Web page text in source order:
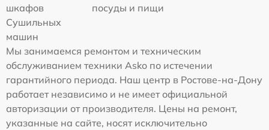
шкафов
посуды и пищи
Сушильных
машин
Мы занимаемся ремонтом и техническим
обслуживанием техники Asko по истечении
гарантийного периода. Наш центр в Ростове-на-Дону
работает независимо и не имеет официальной
авторизации от производителя. Цены на ремонт,
указанные на сайте, носят исключительно